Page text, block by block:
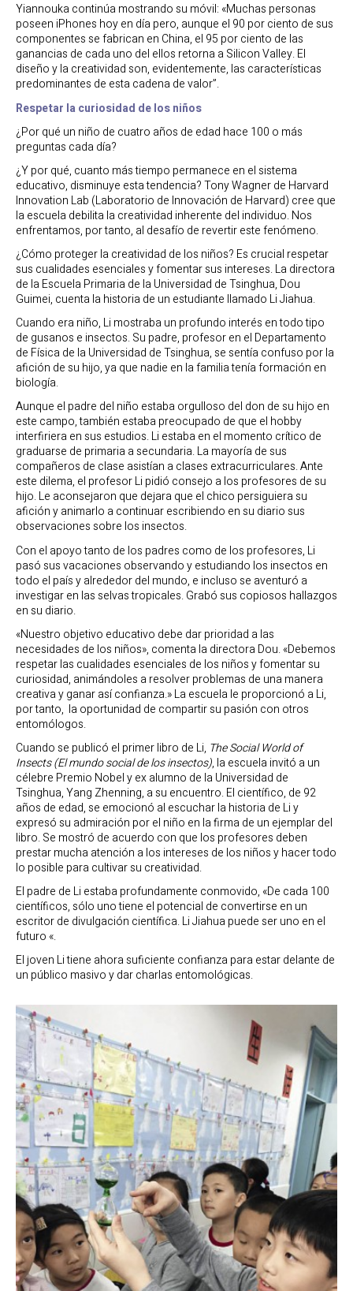
Yiannouka continúa mostrando su móvil: «Muchas personas
poseen iPhones hoy en día pero, aunque el 90 por ciento de sus
componentes se fabrican en China, el 95 por ciento de las
ganancias de cada uno del ellos retorna a Silicon Valley. El
diseño y la creatividad son, evidentemente, las características
predominantes de esta cadena de valor”.
Respetar la curiosidad de los niños
¿Por qué un niño de cuatro años de edad hace 100 o más
preguntas cada día?
¿Y por qué, cuanto más tiempo permanece en el sistema
educativo, disminuye esta tendencia? Tony Wagner de Harvard
Innovation Lab (Laboratorio de Innovación de Harvard) cree que
la escuela debilita la creatividad inherente del individuo. Nos
enfrentamos, por tanto, al desafío de revertir este fenómeno.
¿Cómo proteger la creatividad de los niños? Es crucial respetar
sus cualidades esenciales y fomentar sus intereses. La directora
de la Escuela Primaria de la Universidad de Tsinghua, Dou
Guimei, cuenta la historia de un estudiante llamado Li Jiahua.
Cuando era niño, Li mostraba un profundo interés en todo tipo
de gusanos e insectos. Su padre, profesor en el Departamento
de Física de la Universidad de Tsinghua, se sentía confuso por la
afición de su hijo, ya que nadie en la familia tenía formación en
biología.
Aunque el padre del niño estaba orgulloso del don de su hijo en
este campo, también estaba preocupado de que el hobby
interfiriera en sus estudios. Li estaba en el momento crítico de
graduarse de primaria a secundaria. La mayoría de sus
compañeros de clase asistían a clases extracurriculares. Ante
este dilema, el profesor Li pidió consejo a los profesores de su
hijo. Le aconsejaron que dejara que el chico persiguiera su
afición y animarlo a continuar escribiendo en su diario sus
observaciones sobre los insectos.
Con el apoyo tanto de los padres como de los profesores, Li
pasó sus vacaciones observando y estudiando los insectos en
todo el país y alrededor del mundo, e incluso se aventuró a
investigar en las selvas tropicales. Grabó sus copiosos hallazgos
en su diario.
«Nuestro objetivo educativo debe dar prioridad a las
necesidades de los niños», comenta la directora Dou. «Debemos
respetar las cualidades esenciales de los niños y fomentar su
curiosidad, animándoles a resolver problemas de una manera
creativa y ganar así confianza.» La escuela le proporcionó a Li,
por tanto, la oportunidad de compartir su pasión con otros
entomólogos.
Cuando se publicó el primer libro de Li, The Social World of
Insects (El mundo social de los insectos), la escuela invitó a un
célebre Premio Nobel y ex alumno de la Universidad de
Tsinghua, Yang Zhenning, a su encuentro. El científico, de 92
años de edad, se emocionó al escuchar la historia de Li y
expresó su admiración por el niño en la firma de un ejemplar del
libro. Se mostró de acuerdo con que los profesores deben
prestar mucha atención a los intereses de los niños y hacer todo
lo posible para cultivar su creatividad.
El padre de Li estaba profundamente conmovido, «De cada 100
científicos, sólo uno tiene el potencial de convertirse en un
escritor de divulgación científica. Li Jiahua puede ser uno en el
futuro «.
El joven Li tiene ahora suficiente confianza para estar delante de
un público masivo y dar charlas entomológicas.